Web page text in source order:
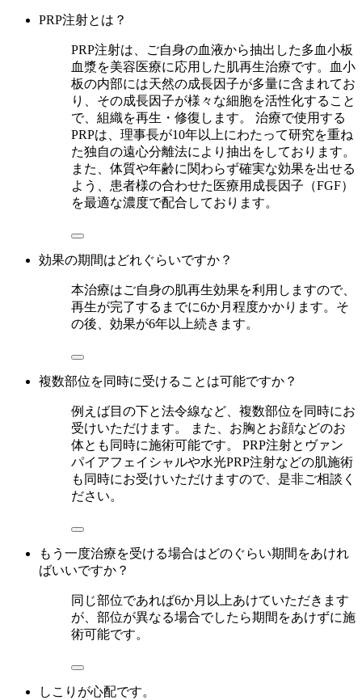
PRP注射とは？
PRP注射は、ご自身の血液から抽出した多血小板
血漿を美容医療に応用した肌再生治療です。血小
板の内部には天然の成長因子が多量に含まれてお
り、その成長因子が様々な細胞を活性化すること
で、組織を再生・修復します。 治療で使用する
PRPは、理事長が10年以上にわたって研究を重ね
た独自の遠心分離法により抽出をしております。
また、体質や年齢に関わらず確実な効果を出せる
よう、患者様の合わせた医療用成長因子（FGF）
を最適な濃度で配合しております。
効果の期間はどれぐらいですか？
本治療はご自身の肌再生効果を利用しますので、
再生が完了するまでに6か月程度かかります。そ
の後、効果が6年以上続きます。
複数部位を同時に受けることは可能ですか？
例えば目の下と法令線など、複数部位を同時にお
受けいただけます。 また、お胸とお顔などのお
体とも同時に施術可能です。 PRP注射とヴァン
パイアフェイシャルや水光PRP注射などの肌施術
も同時にお受けいただけますので、是非ご相談く
ださい。
もう一度治療を受ける場合はどのぐらい期間をあけれ
ばいいですか？
同じ部位であれば6か月以上あけていただきます
が、部位が異なる場合でしたら期間をあけずに施
術可能です。
しこりが心配です。